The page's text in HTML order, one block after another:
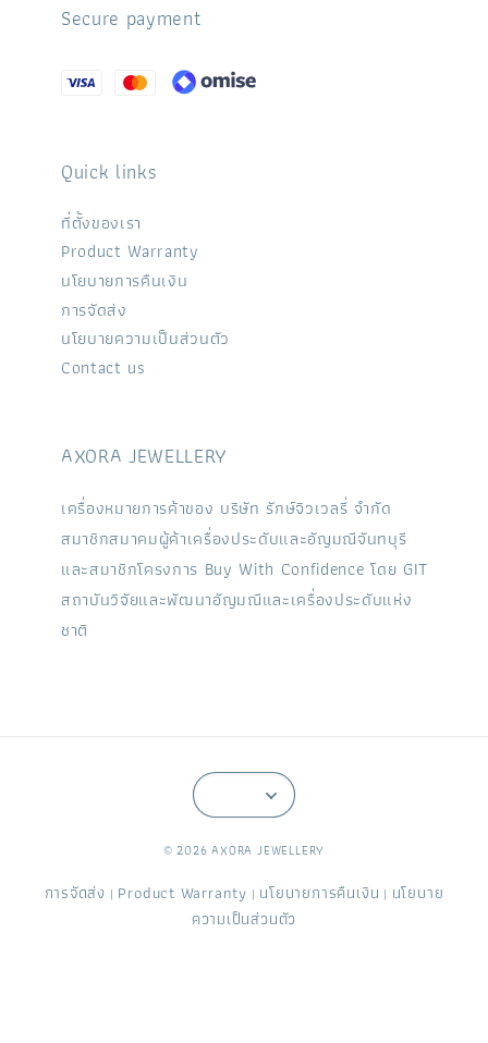
Secure payment
Quick links
ที่ตั้งของเรา
Product Warranty
นโยบายการคืนเงิน
การจัดส่ง
นโยบายความเป็นส่วนตัว
Contact us
AXORA JEWELLERY
เครื่องหมายการค้าของ บริษัท รักษ์จิวเวลรี่ จำกัด
สมาชิกสมาคมผู้ค้าเครื่องประดับและอัญมณีจันทบุรี
และสมาชิกโครงการ Buy With Confidence โดย GIT
สถาบันวิจัยและพัฒนาอัญมณีและเครื่องประดับแห่ง
ชาติ
© 2026 AXORA JEWELLERY
การจัดส่ง | Product Warranty | นโยบายการคืนเงิน | นโยบาย
ความเป็นส่วนตัว